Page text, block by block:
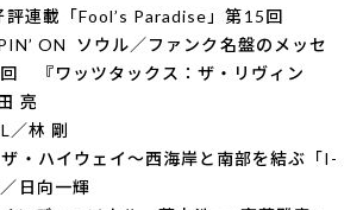
連載「Fool’s Paradise」第15回
ON ソウル／ファンク名盤のメッセ
『ワッツタックス：ザ・リヴィン
亮
／林 剛
・ハイウェイ〜西海岸と南部を結ぶ「I-
日向一輝